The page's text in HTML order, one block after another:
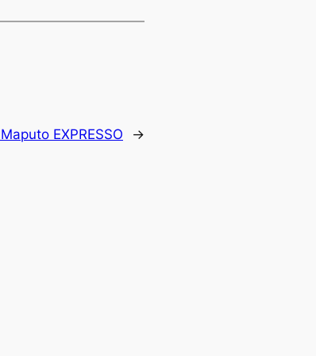
Maputo EXPRESSO →